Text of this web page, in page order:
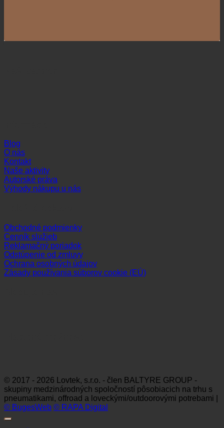
Blog
O nás
Kontakt
Naše aktivity
Autorské práva
Výhody nákupu u nás
Obchodné podmienky
Cenník služieb
Reklamačný poriadok
Odstúpenie od zmluvy
Ochrana osobných údajov
Zásady používania súborov cookie (EÚ)
© 2017 - 2026 Lovtek, s.r.o. - člen BALTYRE GROUP -
skupiny medzinárodných spoločností pôsobiacich na trhu s
pneumatikami, offroad a loveckými/outdoorovými potrebami |
© BugesWeb © RAPA Digital